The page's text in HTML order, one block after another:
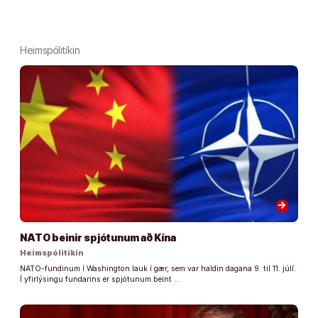
Heimspólitíkin
arrow_forward
NATO beinir spjótunum að Kína
Heimspólitíkin
NATO-fundinum í Washington lauk í gær, sem var haldin dagana 9. til 11. júlí.
Í yfirlýsingu fundarins er spjótunum beint …